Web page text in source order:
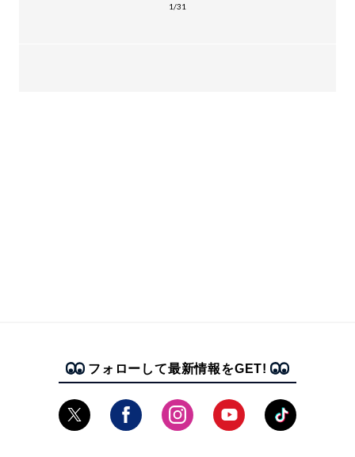
1/31
フォローして最新情報をGET!